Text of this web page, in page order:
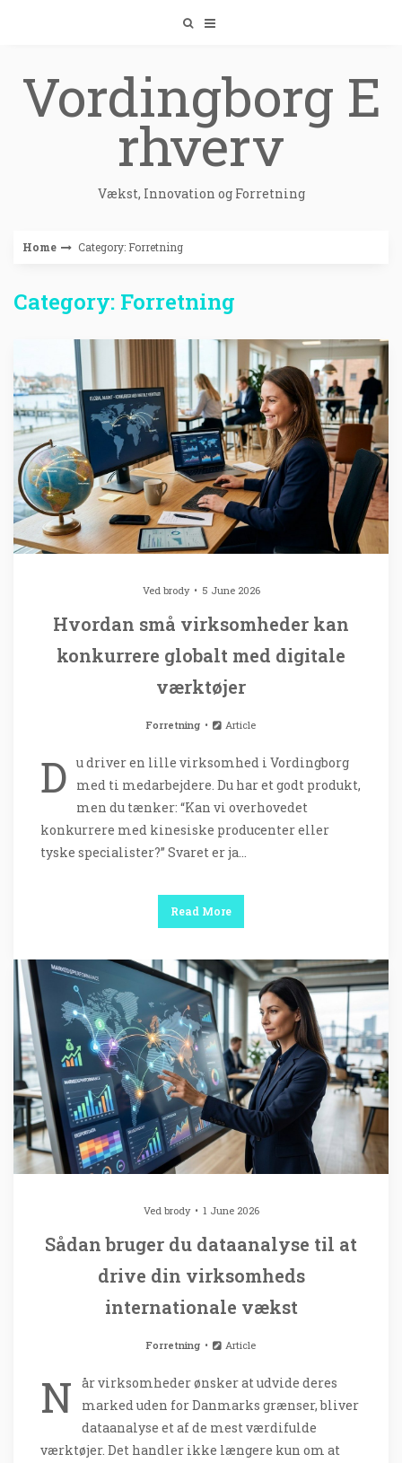
Vordingborg E
rhverv
Vækst, Innovation og Forretning
Home Category: Forretning
Category: Forretning
Ved brody 5 June 2026
Hvordan små virksomheder kan
konkurrere globalt med digitale
værktøjer
Forretning Article
D u driver en lille virksomhed i Vordingborg
med ti medarbejdere. Du har et godt produkt,
men du tænker: “Kan vi overhovedet
konkurrere med kinesiske producenter eller
tyske specialister?” Svaret er ja…
Read More
Ved brody 1 June 2026
Sådan bruger du dataanalyse til at
drive din virksomheds
internationale vækst
Forretning Article
N
år virksomheder ønsker at udvide deres
marked uden for Danmarks grænser, bliver
dataanalyse et af de mest værdifulde
værktøjer. Det handler ikke længere kun om at